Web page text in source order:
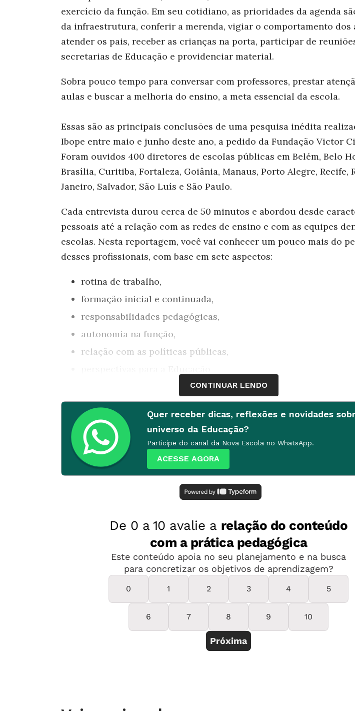
exercício da função. Em seu cotidiano, as prioridades da agenda
da infraestrutura, conferir a merenda, vigiar o comportamento dos
atender os pais, receber as crianças na porta, participar de
secretarias de Educação e providenciar material.
Sobra pouco tempo para conversar com professores, prestar
aulas e buscar a melhoria do ensino, a meta essencial da escola.
Essas são as principais conclusões de uma pesquisa inédita
Ibope entre maio e junho deste ano, a pedido da Fundação Victor
Foram ouvidos 400 diretores de escolas públicas em Belém, Belo
Brasília, Curitiba, Fortaleza, Goiânia, Manaus, Porto Alegre, Recife,
Janeiro, Salvador, São Luís e São Paulo.
Cada entrevista durou cerca de 50 minutos e abordou desde
pessoais até a relação com as redes de ensino e com as equipes
escolas. Nesta reportagem, você vai conhecer um pouco mais do
desses profissionais, com base em sete aspectos:
rotina de trabalho,
formação inicial e continuada,
responsabilidades pedagógicas,
autonomia na função,
relação com as políticas públicas,
formas de seleção para o cargo.
No dia a dia, os diretores passam muito tempo cuidando de tarefas
administrativas - e pouco tempo com questões pedagógicas.
pesquisa, 90% verificam a produção da merenda todos os dias. O
vale para a supervisão dos serviços de limpeza (84%), o
lápis e papel (63%) e a conferência das condições das carteiras
dedicar tempo para atender pais, 74% para receber os alunos na
para observar o relacionamento entre os funcionários e a
Porém 50% não acompanham as reuniões semanais entre os
coordenação pedagógica. E 25% reconhecem que nunca olham os
dos estudantes para verificar a evolução da aprendizagem.
89% dizem que os cursos de gestão escolar oferecidos pelas redes
contribuíram muito para melhorar seu trabalho na escola.
O número reforça a forte demanda dos diretores por aulas de como
CONTINUAR LENDO
Quer receber dicas, reflexões e novidades
universo da Educação?
Participe do canal da Nova Escola no WhatsApp.
ACESSE AGORA